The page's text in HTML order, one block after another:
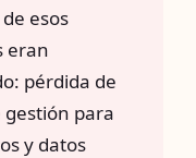
esos
eran
pérdida de
para
y datos